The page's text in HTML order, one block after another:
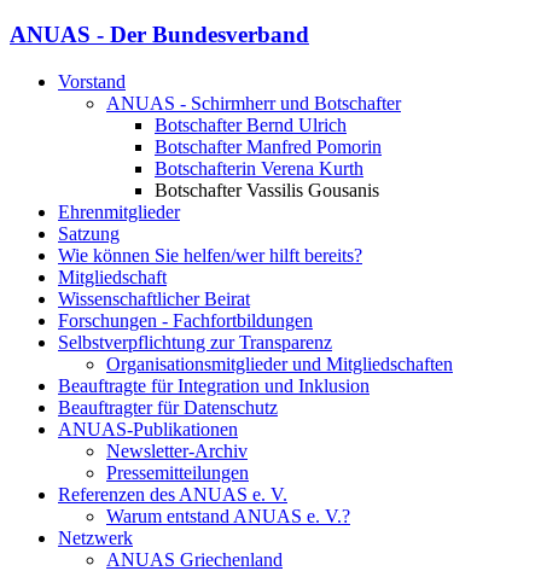
ANUAS - Der Bundesverband
Vorstand
ANUAS - Schirmherr und Botschafter
Botschafter Bernd Ulrich
Botschafter Manfred Pomorin
Botschafterin Verena Kurth
Botschafter Vassilis Gousanis
Ehrenmitglieder
Satzung
Wie können Sie helfen/wer hilft bereits?
Mitgliedschaft
Wissenschaftlicher Beirat
Forschungen - Fachfortbildungen
Selbstverpflichtung zur Transparenz
Organisationsmitglieder und Mitgliedschaften
Beauftragte für Integration und Inklusion
Beauftragter für Datenschutz
ANUAS-Publikationen
Newsletter-Archiv
Pressemitteilungen
Referenzen des ANUAS e. V.
Warum entstand ANUAS e. V.?
Netzwerk
ANUAS Griechenland